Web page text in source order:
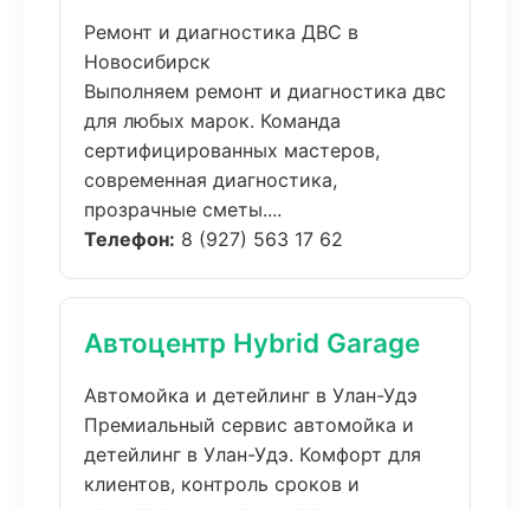
Ремонт и диагностика ДВС в
Новосибирск
Выполняем ремонт и диагностика двс
для любых марок. Команда
сертифицированных мастеров,
современная диагностика,
прозрачные сметы....
Телефон: 8 (927) 563 17 62
Автоцентр Hybrid Garage
Автомойка и детейлинг в Улан-Удэ
Премиальный сервис автомойка и
детейлинг в Улан-Удэ. Комфорт для
клиентов, контроль сроков и